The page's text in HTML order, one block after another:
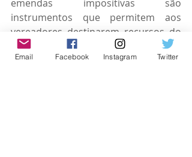
emendas impositivas são
instrumentos que permitem aos
vereadores destinarem recursos do
orçamento para atender demandas
específicas da cidade.
Email Facebook Instagram Twitter